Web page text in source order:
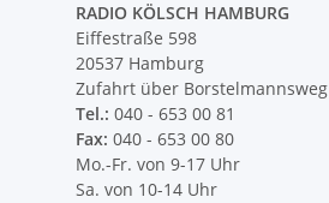
RADIO KÖLSCH HAMBURG
Eiffestraße 598
20537 Hamburg
Zufahrt über Borstelmannsweg
Tel.: 040 - 653 00 81
Fax: 040 - 653 00 80
Mo.-Fr. von 9-17 Uhr
Sa. von 10-14 Uhr